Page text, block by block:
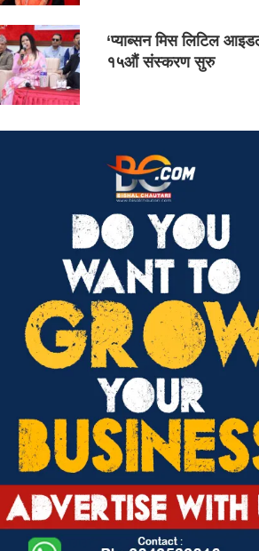
‘प्याब्सन मिस लिटिल
१५औं संस्करण सुरु